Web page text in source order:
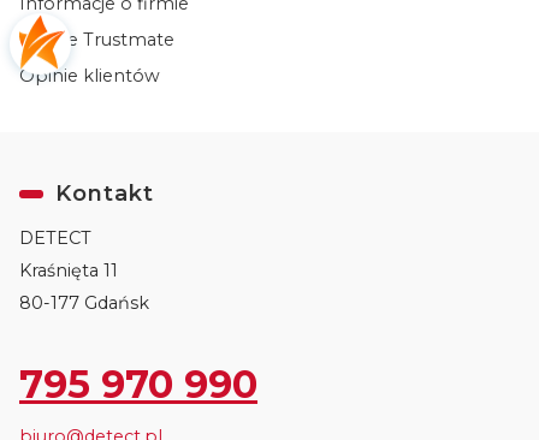
Opinie Trustmate
Opinie klientów
Kontakt
DETECT
Kraśnięta 11
80-177 Gdańsk
795 970 990